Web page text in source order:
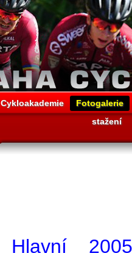
Cykloakademie
Fotogalerie
stažení
Hlavní 2005